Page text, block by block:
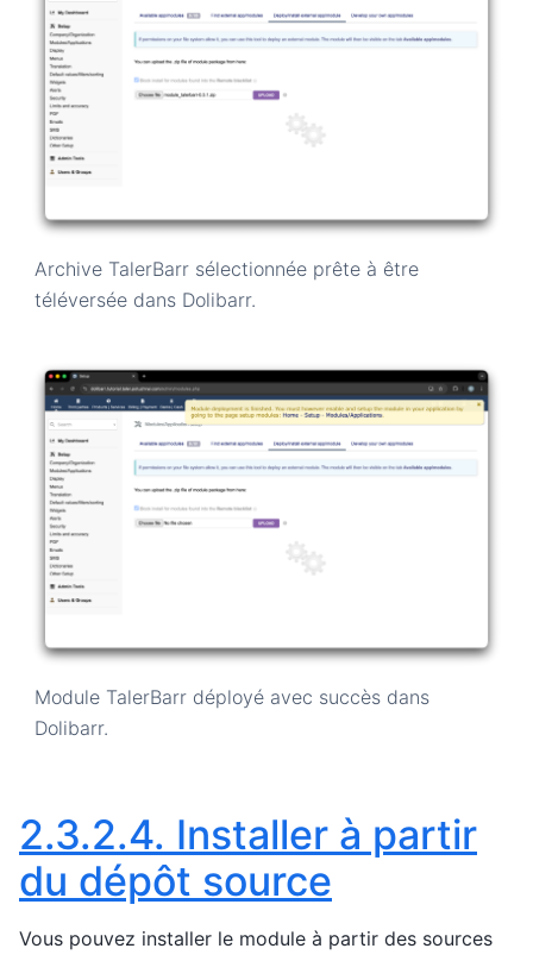
Archive TalerBarr sélectionnée prête à être
téléversée dans Dolibarr.
Module TalerBarr déployé avec succès dans
Dolibarr.
2.3.2.4. Installer à partir
du dépôt source
Vous pouvez installer le module à partir des sources